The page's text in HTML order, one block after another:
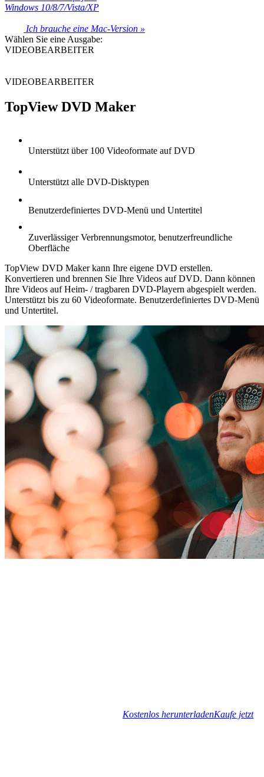
Windows 10/8/7/Vista/XP
Ich brauche eine Mac-Version »
Wählen Sie eine Ausgabe:
VIDEOBEARBEITER
VIDEOBEARBEITER
TopView DVD Maker
Unterstützt über 100 Videoformate auf DVD
Unterstützt alle DVD-Disktypen
Benutzerdefiniertes DVD-Menü und Untertitel
Zuverlässiger Verbrennungsmotor, benutzerfreundliche
Oberfläche
TopView DVD Maker kann Ihre eigene DVD erstellen.
Konvertieren und brennen Sie Ihre Videos auf DVD. Dann können
Ihre Videos auf Heim- / tragbaren DVD-Playern abgespielt werden.
Unterstützt bis zu 60 Videoformate. Benutzerdefiniertes DVD-Menü
und Untertitel.
Kostenlos herunterladenKaufe jetzt